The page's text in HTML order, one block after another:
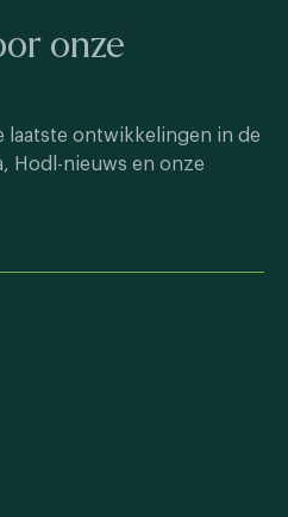
onze
laatste ontwikkelingen in de
Hodl-nieuws en onze